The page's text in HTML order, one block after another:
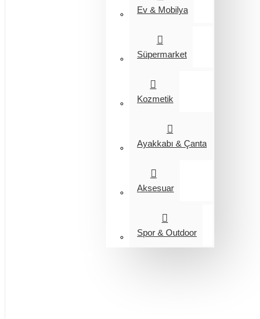
Ev & Mobilya
Süpermarket
Kozmetik
Ayakkabı & Çanta
Aksesuar
Spor & Outdoor